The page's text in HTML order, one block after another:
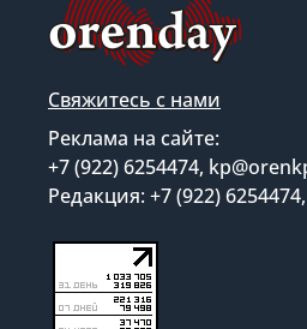
Свяжитесь с нами
Реклама на сайте:
+7 (922) 6254474,
Редакция: +7 (922)